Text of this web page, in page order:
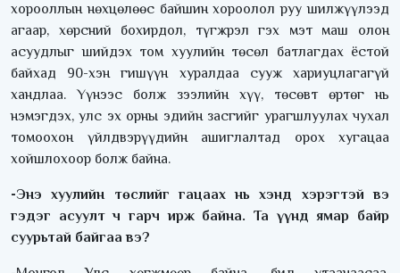
хорооллын нөхцөлөөс байшин хороолол руу шилжүүлээд
агаар, хөрсний бохирдол, түгжрэл гэх мэт маш олон
асуудлыг шийдэх том хуулийн төсөл батлагдах ёстой
байхад 90-хэн гишүүн хуралдаа сууж хариуцлагагүй
хандлаа. Үүнээс болж зээлийн хүү, төсөвт өртөг нь
нэмэгдэх, улс эх орны эдийн засгийг урагшлуулах чухал
томоохон үйлдвэрүүдийн ашиглалтад орох хугацаа
хойшлохоор болж байна.
-Энэ хуулийн төслийг гацаах нь хэнд хэрэгтэй вэ
гэдэг асуулт ч гарч ирж байна. Та үүнд ямар байр
суурьтай байгаа вэ?